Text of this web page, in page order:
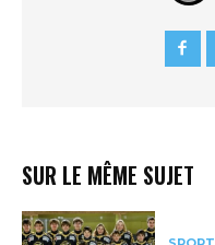
SUR LE MÊME SUJET